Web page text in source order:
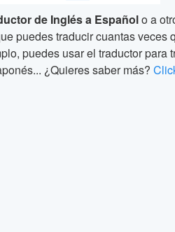
de Inglés a Españolo a
puedes traducir cuantas
puedes usar el traductor
¿Quieres saber más?